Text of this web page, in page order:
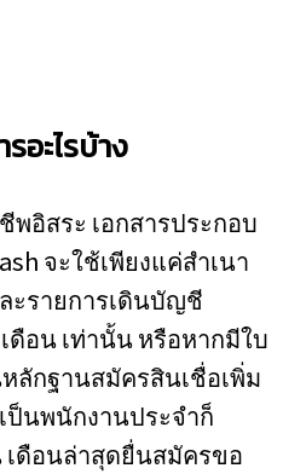
อะไรบ้าง
อิสระ เอกสารประกอบ
จะใช้เพียงแค่สำเนา
รายการเดินบัญชี
ดือน เท่านั้น หรือหากมีใบ
ลักฐานสมัครสินเชื่อเพิ่ม
ป็นพนักงานประจำก็
เดือนล่าสุดยื่นสมัครขอ